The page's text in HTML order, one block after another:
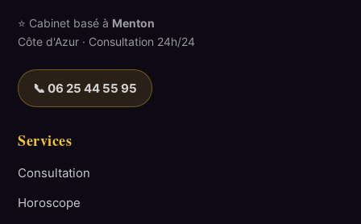
⭐ Cabinet basé à Menton
Côte d'Azur · Consultation 24h/24
📞 06 25 44 55 95
Services
Consultation
Horoscope